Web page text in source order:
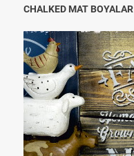
CHALKED MAT BOYALAR